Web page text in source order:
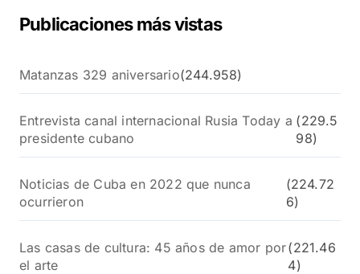
Publicaciones más vistas
Matanzas 329 aniversario(244.958)
Entrevista canal internacional Rusia Today a
presidente cubano
(229.5
98)
Noticias de Cuba en 2022 que nunca
ocurrieron
(224.72
6)
Las casas de cultura: 45 años de amor por
el arte
(221.46
4)